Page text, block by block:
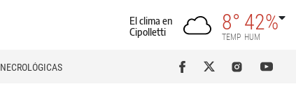
El clima en
Cipolletti
8°
TEMP
42%
HUM
NECROLÓGICAS